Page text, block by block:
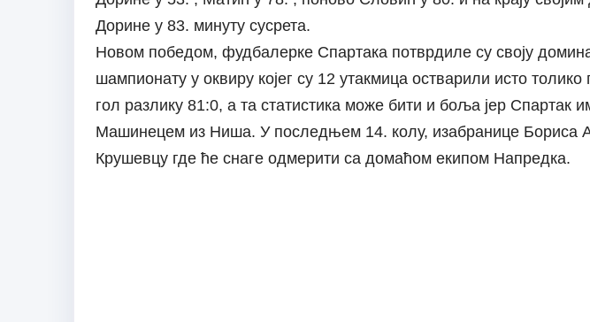
Дорине у 83. минуту сусрета.
Новом победом, фудбалерке Спартака потврдиле су своју
шампионату у оквиру којег су 12 утакмица остварили исто
гол разлику 81:0, а та статистика може бити и боља јер Спартак
Машинецем из Ниша. У последњем 14. колу, изабранице Бориса
Крушевцу где ће снаге одмерити са домаћом екипом Напредка.